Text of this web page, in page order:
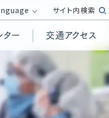
サイト内検索
ー 交通アクセス
針
付窓口
ー
ター